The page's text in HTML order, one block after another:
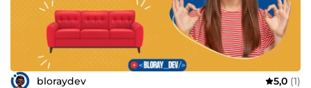
bloraydev 5,0 (1)